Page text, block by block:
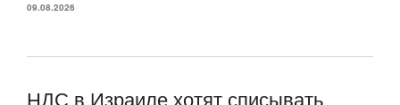
09.08.2026
НДС в Израиле хотят списывать